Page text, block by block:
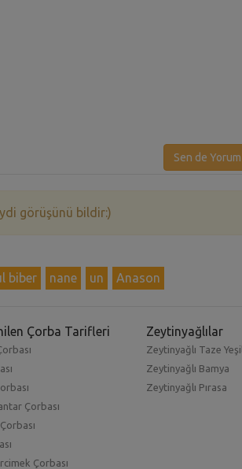
Sen de
görüşünü bildir:)
biber nane un Anason
Çorba Tarifleri
Çorbası
Çorbası
Zeytinyağlılar
Zeytinyağlı Taze
Zeytinyağlı Bamya
Zeytinyağlı Pırasa